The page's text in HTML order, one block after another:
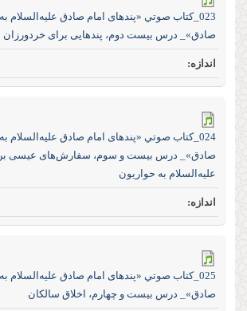
023_كتاب صوتي «پند‌های امام صادق علیه‌السلام
صادق»_ درس بیست دوم، پند‌هایی برای خرد‌ورزان
024_كتاب صوتي «پند‌های امام صادق علیه‌السلام
صادق»_ درس بیست و سوم، سفارش‌های عیسی
علیه‌السلام به حواریون
025_كتاب صوتي «پند‌های امام صادق علیه‌السلام
صادق»_ درس بیست و چهارم، اخلاق سالکان